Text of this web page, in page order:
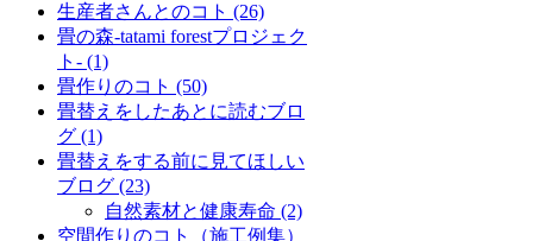
生産者さんとのコト (26)
畳の森-tatami forestプロジェク
ト- (1)
畳作りのコト (50)
畳替えをしたあとに読むブロ
グ (1)
畳替えをする前に見てほしい
ブログ (23)
自然素材と健康寿命 (2)
空間作りのコト（施工例集）